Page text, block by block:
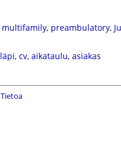
multifamily, preambulatory,
läpi, cv, aikataulu, asiakas
Tietoa